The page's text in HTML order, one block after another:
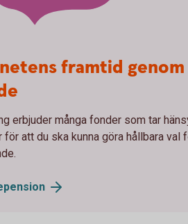
framtid genom
erbjuder många fonder som tar
att du ska kunna göra hållbara val